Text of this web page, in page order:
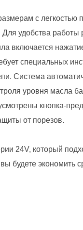
с легкостью
удобства работы
включается
специальных
Система
уровня масла
кнопка-
от порезов.
24V, который
будете экономить